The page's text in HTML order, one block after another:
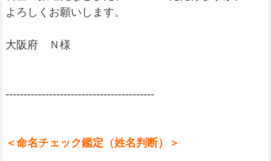
よろしくお願いします。
大阪府 Ｎ様
-----------------------------------------
＜命名チェック鑑定（姓名判断）＞